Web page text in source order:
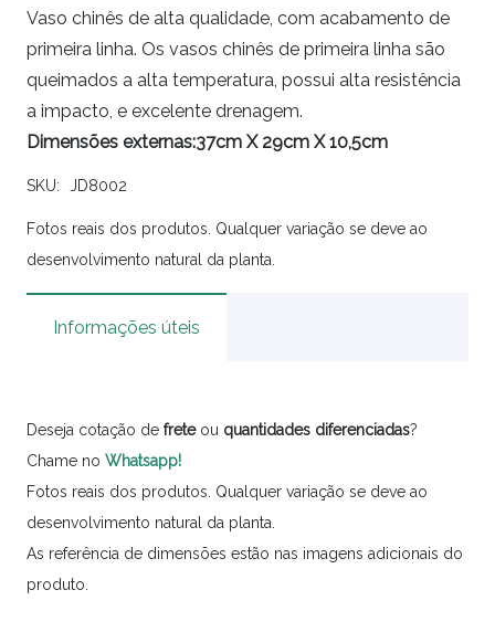
Vaso chinês de alta qualidade, com acabamento de
primeira linha. Os vasos chinês de primeira linha são
queimados a alta temperatura, possui alta resistência
a impacto, e excelente drenagem.
Dimensões externas:37cm X 29cm X 10,5cm
SKU: JD8002
Fotos reais dos produtos. Qualquer variação se deve ao
desenvolvimento natural da planta.
Informações úteis
Deseja cotação de freteou quantidades diferenciadas?
Chame no Whatsapp!
Fotos reais dos produtos. Qualquer variação se deve ao
desenvolvimento natural da planta.
As referência de dimensões estão nas imagens adicionais do
produto.